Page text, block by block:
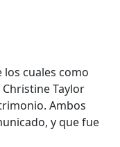
los cuales como
Taylor
Ambos
y que fue